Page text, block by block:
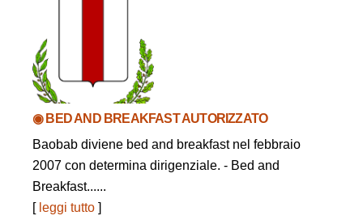
◉ BED AND BREAKFAST AUTORIZZATO
Baobab diviene bed and breakfast nel febbraio
2007 con determina dirigenziale. - Bed and
Breakfast......
[ leggi tutto ]